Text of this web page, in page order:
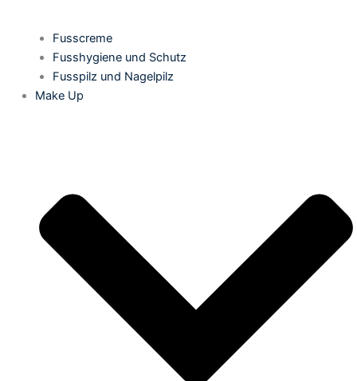
Fusscreme
Fusshygiene und Schutz
Fusspilz und Nagelpilz
Make Up